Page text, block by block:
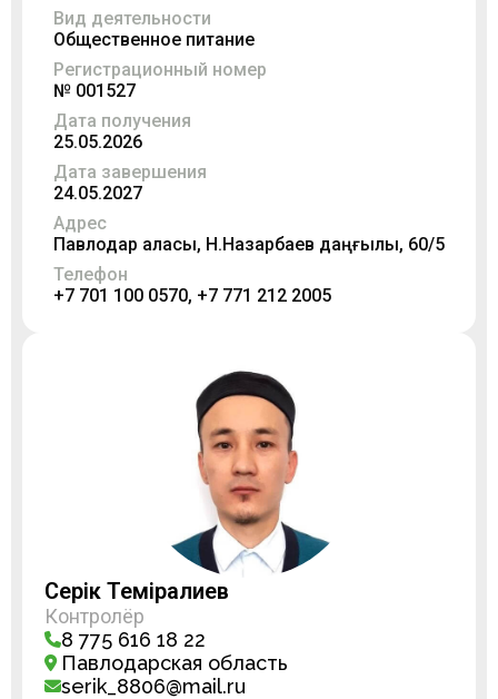
Вид деятельности
Общественное питание
Регистрационный номер
№ 001527
Дата получения
25.05.2026
Дата завершения
24.05.2027
Адрес
Павлодар қаласы, Н.Назарбаев даңғылы, 60/5
Телефон
+7 701 100 0570, +7 771 212 2005
Серік Темірғалиев
Контролёр
8 775 616 18 22
Павлодарская область
serik_8806@mail.ru